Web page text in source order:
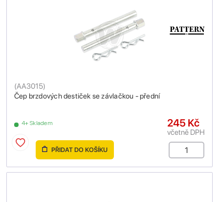
Čep brzdových destiček se závlačkou - přední
(AA3015)
4+ Skladem 245 Kč
včetně DPH
PŘIDAT DO KOŠÍKU